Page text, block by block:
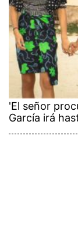
'El señor
García irá